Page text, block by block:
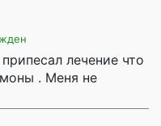
лечение что
. Меня не